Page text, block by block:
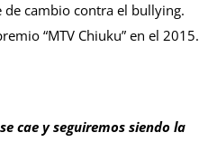
cambio contra el bullying.
“MTV Chiuku” en el 2015.
cae y seguiremos siendo la